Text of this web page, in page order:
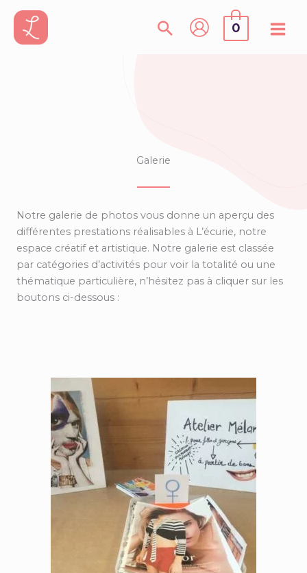
Aller
contenu
0
Galerie
Notre galerie de photos vous donne un aperçu des
différentes prestations réalisables à L’écurie, notre
espace créatif et artistique. Notre galerie est classée
par catégories d’activités pour voir la totalité ou une
thématique particulière, n’hésitez pas à cliquer sur les
boutons ci-dessous :